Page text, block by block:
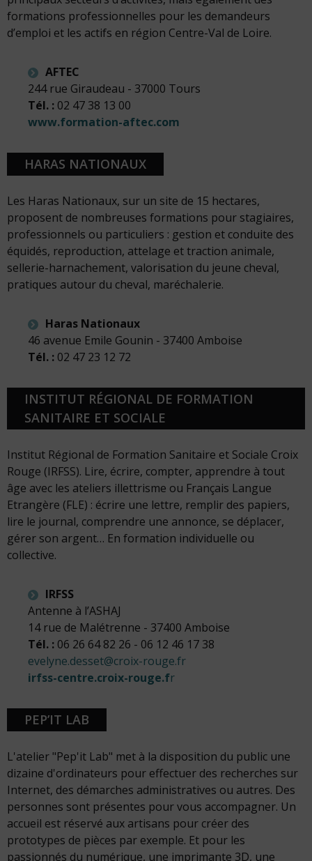
formations professionnelles pour les demandeurs
d’emploi et les actifs en région Centre-Val de Loire.
AFTEC
244 rue Giraudeau - 37000 Tours
Tél. : 02 47 38 13 00
www.formation-aftec.com
HARAS NATIONAUX
Les Haras Nationaux, sur un site de 15 hectares,
proposent de nombreuses formations pour stagiaires,
professionnels ou particuliers : gestion et conduite des
équidés, reproduction, attelage et traction animale,
sellerie-harnachement, valorisation du jeune cheval,
pratiques autour du cheval, maréchalerie.
Haras Nationaux
46 avenue Emile Gounin - 37400 Amboise
Tél. : 02 47 23 12 72
INSTITUT RÉGIONAL DE FORMATION
SANITAIRE ET SOCIALE
Institut Régional de Formation Sanitaire et Sociale Croix
Rouge (IRFSS). Lire, écrire, compter, apprendre à tout
âge avec les ateliers illettrisme ou Français Langue
Etrangère (FLE) : écrire une lettre, remplir des papiers,
lire le journal, comprendre une annonce, se déplacer,
gérer son argent… En formation individuelle ou
collective.
IRFSS
Antenne à l’ASHAJ
14 rue de Malétrenne - 37400 Amboise
Tél. : 06 26 64 82 26 - 06 12 46 17 38
evelyne.desset@croix-rouge.fr
irfss-centre.croix-rouge.fr
PEP’IT LAB
L'atelier "Pep'it Lab" met à la disposition du public une
dizaine d'ordinateurs pour effectuer des recherches sur
Internet, des démarches administratives ou autres. Des
personnes sont présentes pour vous accompagner. Un
accueil est réservé aux artisans pour créer des
prototypes de pièces par exemple. Et pour les
passionnés du numérique, une imprimante 3D, une